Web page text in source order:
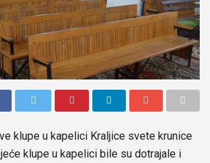
klupe u kapelici Kraljice svete krunice
klupe u kapelici bile su dotrajale i